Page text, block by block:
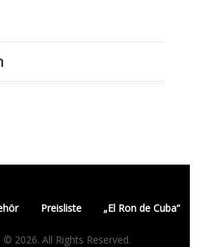
Preisliste „El Ron de Cuba“
2026. All Rights Reserved.